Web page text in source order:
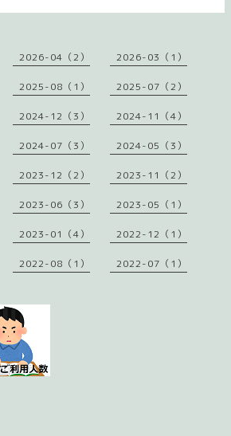
2026-04（2） 2026-03（1）
2025-08（1） 2025-07（2）
2024-12（3） 2024-11（4）
2024-07（3） 2024-05（3）
2023-12（2） 2023-11（2）
2023-06（3） 2023-05（1）
2023-01（4） 2022-12（1）
2022-08（1） 2022-07（1）